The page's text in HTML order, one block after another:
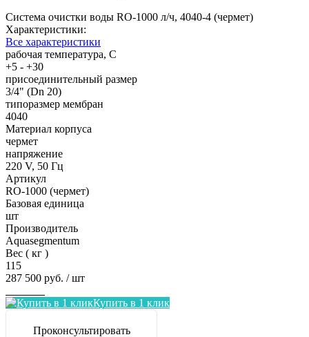
Система очистки воды RO-1000 л/ч, 4040-4 (чермет)
Характеристики:
Все характеристики
рабочая температура, С
+5 - +30
присоединительный размер
3/4" (Dn 20)
типоразмер мембран
4040
Материал корпуса
чермет
напряжение
220 V, 50 Гц
Артикул
RO-1000 (чермет)
Базовая единица
шт
Производитель
Aquasegmentum
Вес ( кг )
115
287 500 руб. / шт
Купить в 1 клик
Проконсультировать